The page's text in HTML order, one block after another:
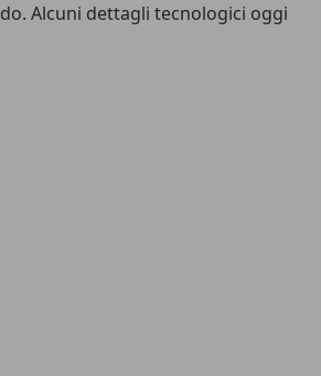
Alcuni dettagli tecnologici oggi